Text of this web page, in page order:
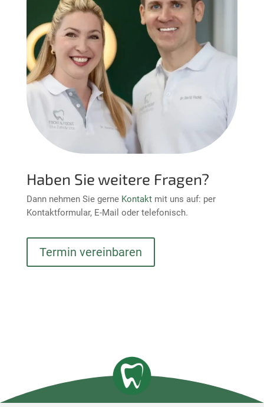
Haben Sie weitere Fragen?
Dann nehmen Sie gerne Kontaktmit uns auf: per
Kontaktformular, E-Mail oder telefonisch.
Termin vereinbaren